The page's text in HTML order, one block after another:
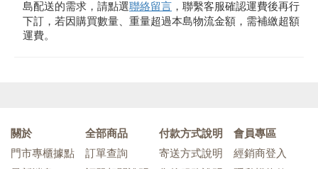
島配送的需求，請點選聯絡留言 ，聯繫客服確認運費後再行
下訂，若因購買數量、重量超過本島物流金額，需補繳超額
運費。
關於
門市專櫃據點
全部商品
訂單查詢
付款方式說明
寄送方式說明
會員專區
經銷商登入